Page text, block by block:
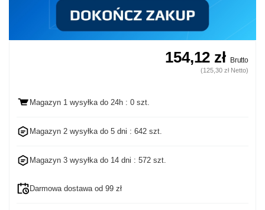
154,12 zł Brutto
(125,30 zł Netto)
Magazyn 1 wysyłka do 24h : 0 szt.
Magazyn 2 wysyłka do 5 dni : 642 szt.
Magazyn 3 wysyłka do 14 dni : 572 szt.
Darmowa dostawa od 99 zł